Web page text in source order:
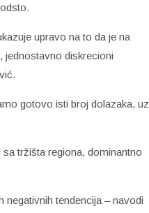
upravo na to da je na
jednostavno diskrecioni
gotovo isti broj dolazaka, uz
tržišta regiona, dominantno
tendencija – navodi